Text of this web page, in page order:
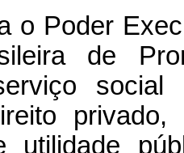
o Poder
de
utilidade